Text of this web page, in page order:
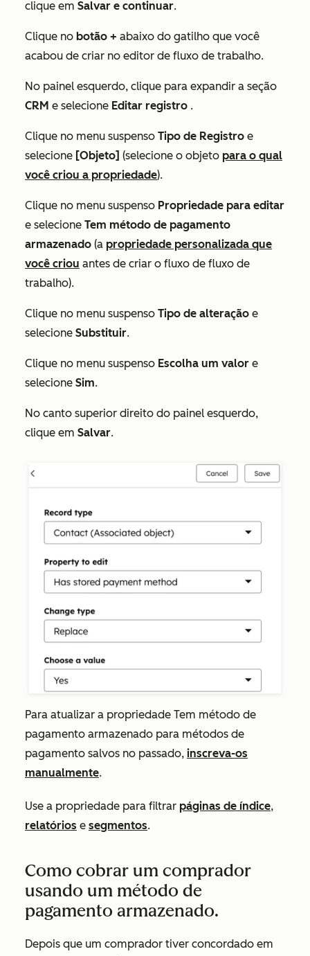
clique em Salvar e continuar.
Clique no botão + abaixo do gatilho que você
acabou de criar no editor de fluxo de trabalho.
No painel esquerdo, clique para expandir a seção
CRM e selecione Editar registro .
Clique no menu suspenso Tipo de Registro e
selecione [Objeto] (selecione o objeto para o qual
você criou a propriedade).
Clique no menu suspenso Propriedade para editar
e selecione Tem método de pagamento
armazenado (a propriedade personalizada que
você criou antes de criar o fluxo de fluxo de
trabalho).
Clique no menu suspenso Tipo de alteração e
selecione Substituir.
Clique no menu suspenso Escolha um valor e
selecione Sim.
No canto superior direito do painel esquerdo,
clique em Salvar.
Para atualizar a propriedade Tem método de
pagamento armazenado para métodos de
pagamento salvos no passado, inscreva-os
manualmente.
Use a propriedade para filtrar páginas de índice,
relatórios e segmentos.
Como cobrar um comprador
usando um método de
pagamento armazenado.
Depois que um comprador tiver concordado em